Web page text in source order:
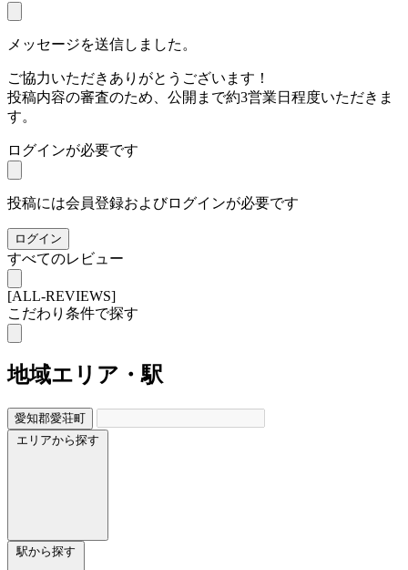
メッセージを送信しました。
ご協力いただきありがとうございます！
投稿内容の審査のため、公開まで約3営業日程度いただきま
す。
ログインが必要です
投稿には会員登録およびログインが必要です
ログイン
すべてのレビュー
[ALL-REVIEWS]
こだわり条件で探す
地域エリア・駅
愛知郡愛荘町
エリアから探す
駅から探す